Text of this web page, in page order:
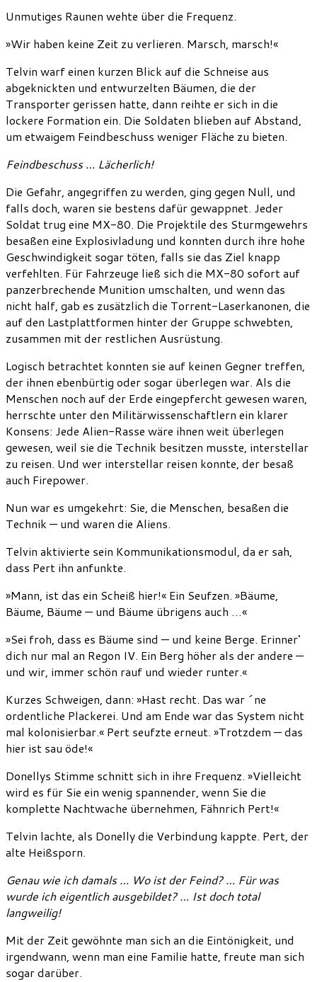
Unmutiges Raunen wehte über die Frequenz.
»Wir haben keine Zeit zu verlieren. Marsch, marsch!«
Telvin warf einen kurzen Blick auf die Schneise aus
abgeknickten und entwurzelten Bäumen, die der
Transporter gerissen hatte, dann reihte er sich in die
lockere Formation ein. Die Soldaten blieben auf Abstand,
um etwaigem Feindbeschuss weniger Fläche zu bieten.
Feindbeschuss … Lächerlich!
Die Gefahr, angegriffen zu werden, ging gegen Null, und
falls doch, waren sie bestens dafür gewappnet. Jeder
Soldat trug eine MX-80. Die Projektile des Sturmgewehrs
besaßen eine Explosivladung und konnten durch ihre hohe
Geschwindigkeit sogar töten, falls sie das Ziel knapp
verfehlten. Für Fahrzeuge ließ sich die MX-80 sofort auf
panzerbrechende Munition umschalten, und wenn das
nicht half, gab es zusätzlich die Torrent-Laserkanonen, die
auf den Lastplattformen hinter der Gruppe schwebten,
zusammen mit der restlichen Ausrüstung.
Logisch betrachtet konnten sie auf keinen Gegner treffen,
der ihnen ebenbürtig oder sogar überlegen war. Als die
Menschen noch auf der Erde eingepfercht gewesen waren,
herrschte unter den Militärwissenschaftlern ein klarer
Konsens: Jede Alien-Rasse wäre ihnen weit überlegen
gewesen, weil sie die Technik besitzen musste, interstellar
zu reisen. Und wer interstellar reisen konnte, der besaß
auch Firepower.
Nun war es umgekehrt: Sie, die Menschen, besaßen die
Technik — und waren die Aliens.
Telvin aktivierte sein Kommunikationsmodul, da er sah,
dass Pert ihn anfunkte.
»Mann, ist das ein Scheiß hier!« Ein Seufzen. »Bäume,
Bäume, Bäume — und Bäume übrigens auch …«
»Sei froh, dass es Bäume sind — und keine Berge. Erinner‘
dich nur mal an Regon IV. Ein Berg höher als der andere —
und wir, immer schön rauf und wieder runter.«
Kurzes Schweigen, dann: »Hast recht. Das war ´ne
ordentliche Plackerei. Und am Ende war das System nicht
mal kolonisierbar.« Pert seufzte erneut. »Trotzdem — das
hier ist sau öde!«
Donellys Stimme schnitt sich in ihre Frequenz. »Vielleicht
wird es für Sie ein wenig spannender, wenn Sie die
komplette Nachtwache übernehmen, Fähnrich Pert!«
Telvin lachte, als Donelly die Verbindung kappte. Pert, der
alte Heißsporn.
Genau wie ich damals … Wo ist der Feind? … Für was
wurde ich eigentlich ausgebildet? … Ist doch total
langweilig!
Mit der Zeit gewöhnte man sich an die Eintönigkeit, und
irgendwann, wenn man eine Familie hatte, freute man sich
sogar darüber.